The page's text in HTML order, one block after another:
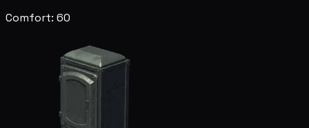
Comfort: 60